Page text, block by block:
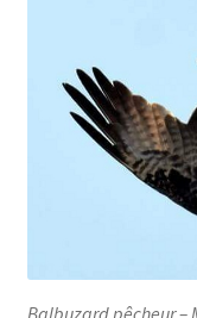
Balbuzard pêcheur –